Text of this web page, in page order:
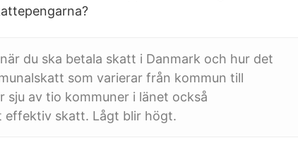
du ska betala skatt i Danmark och hur det
som varierar från kommun till
av tio kommuner i länet också
effektiv skatt. Lågt blir högt.